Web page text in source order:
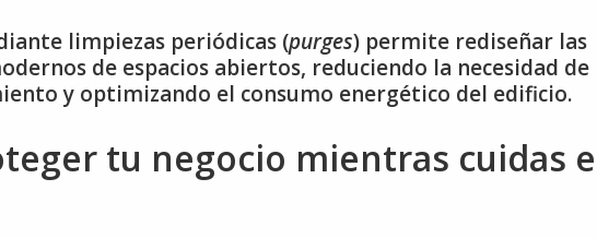
limpiezas periódicas (purges) permite rediseñar las
de espacios abiertos, reduciendo la necesidad de
y optimizando el consumo energético del edificio.
tu negocio mientras cuidas